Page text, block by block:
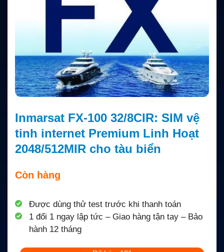
Inmarsat FX-100 32/8CIR: SIM vệ
tinh internet Premium Linh Hoạt
2048/512MIR cho tàu biển
Còn hàng
Được dùng thử test trước khi thanh toán
1 đổi 1 ngay lập tức – Giao hàng tận tay – Bảo
hành 12 tháng